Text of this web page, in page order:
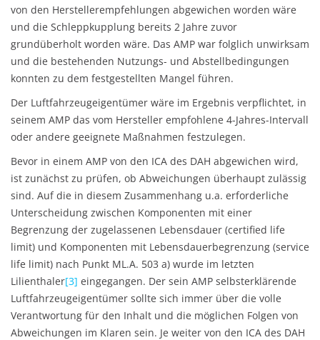
von den Herstellerempfehlungen abgewichen worden wäre
und die Schleppkupplung bereits 2 Jahre zuvor
grundüberholt worden wäre. Das AMP war folglich unwirksam
und die bestehenden Nutzungs- und Abstellbedingungen
konnten zu dem festgestellten Mangel führen.
Der Luftfahrzeugeigentümer wäre im Ergebnis verpflichtet, in
seinem AMP das vom Hersteller empfohlene 4-Jahres-Intervall
oder andere geeignete Maßnahmen festzulegen.
Bevor in einem AMP von den ICA des DAH abgewichen wird,
ist zunächst zu prüfen, ob Abweichungen überhaupt zulässig
sind. Auf die in diesem Zusammenhang u.a. erforderliche
Unterscheidung zwischen Komponenten mit einer
Begrenzung der zugelassenen Lebensdauer (certified life
limit) und Komponenten mit Lebensdauerbegrenzung (service
life limit) nach Punkt ML.A. 503 a) wurde im letzten
Lilienthaler[3] eingegangen. Der sein AMP selbsterklärende
Luftfahrzeugeigentümer sollte sich immer über die volle
Verantwortung für den Inhalt und die möglichen Folgen von
Abweichungen im Klaren sein. Je weiter von den ICA des DAH